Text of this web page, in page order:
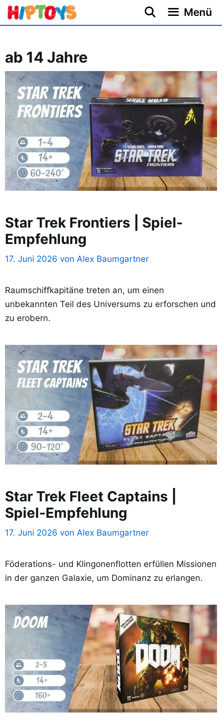
Zum
Inhalt
Menü
ab 14 Jahre
Star Trek Frontiers | Spiel-
Empfehlung
17. Juni 2026 von Alex Baumgartner
Raumschiffkapitäne treten an, um einen
unbekannten Teil des Universums zu erforschen und
zu erobern.
Star Trek Fleet Captains |
Spiel-Empfehlung
17. Juni 2026 von Alex Baumgartner
Föderations- und Klingonenflotten erfüllen Missionen
in der ganzen Galaxie, um Dominanz zu erlangen.